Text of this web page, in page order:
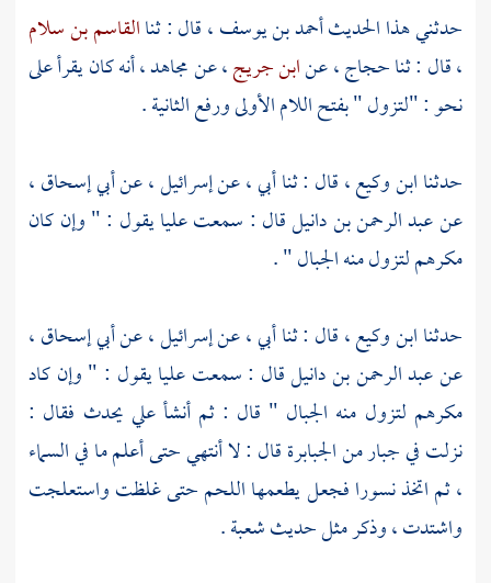
حدثني هذا الحديثأحمد بن يوسف، قال : ثناالقاسم بن سلام
، قال : ثناحجاج، عنابن جريج، عنمجاهد، أنه كان يقرأ على
نحو : "لتزول " بفتح اللام الأولى ورفع الثانية .
حدثناابن وكيع، قال : ثنا أبي ، عنإسرائيل، عنأبي إسحاق،
عنعبد الرحمن بن دانيلقال : سمعتعليايقول : " وإن كان
مكرهم لتزول منه الجبال " .
حدثناابن وكيع، قال : ثنا أبي ، عنإسرائيل، عنأبي إسحاق،
عنعبد الرحمن بن دانيلقال : سمعتعليايقول : " وإن كاد
مكرهم لتزول منه الجبال " قال : ثم أنشأعلي يحدث فقال :
نزلت في جبار من الجبابرة قال : لا أنتهي حتى أعلم ما في السماء
، ثم اتخذ نسورا فجعل يطعمها اللحم حتى غلظت واستعلجت
واشتدت ، وذكر مثل حديثشعبة.